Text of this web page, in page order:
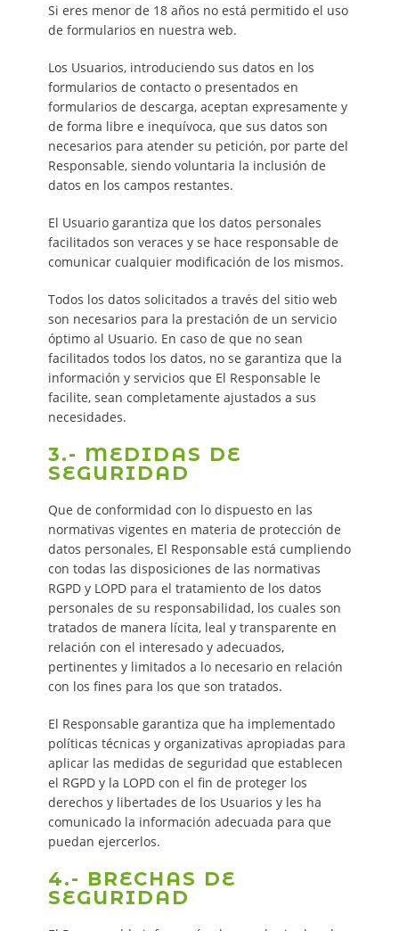
Si eres menor de 18 años no está permitido el uso
de formularios en nuestra web.
Los Usuarios, introduciendo sus datos en los
formularios de contacto o presentados en
formularios de descarga, aceptan expresamente y
de forma libre e inequívoca, que sus datos son
necesarios para atender su petición, por parte del
Responsable, siendo voluntaria la inclusión de
datos en los campos restantes.
El Usuario garantiza que los datos personales
facilitados son veraces y se hace responsable de
comunicar cualquier modificación de los mismos.
Todos los datos solicitados a través del sitio web
son necesarios para la prestación de un servicio
óptimo al Usuario. En caso de que no sean
facilitados todos los datos, no se garantiza que la
información y servicios que El Responsable le
facilite, sean completamente ajustados a sus
necesidades.
3.- MEDIDAS DE
SEGURIDAD
Que de conformidad con lo dispuesto en las
normativas vigentes en materia de protección de
datos personales, El Responsable está cumpliendo
con todas las disposiciones de las normativas
RGPD y LOPD para el tratamiento de los datos
personales de su responsabilidad, los cuales son
tratados de manera lícita, leal y transparente en
relación con el interesado y adecuados,
pertinentes y limitados a lo necesario en relación
con los fines para los que son tratados.
El Responsable garantiza que ha implementado
políticas técnicas y organizativas apropiadas para
aplicar las medidas de seguridad que establecen
el RGPD y la LOPD con el fin de proteger los
derechos y libertades de los Usuarios y les ha
comunicado la información adecuada para que
puedan ejercerlos.
4.- BRECHAS DE
SEGURIDAD